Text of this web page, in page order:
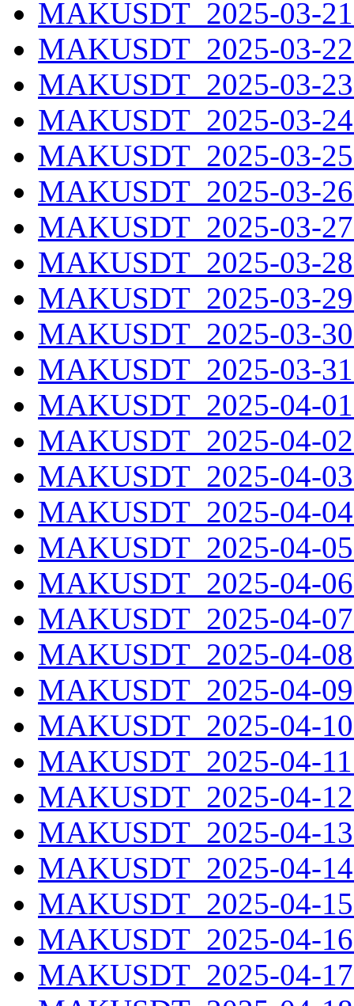
MAKUSDT_2025-03-
MAKUSDT_2025-03-
MAKUSDT_2025-03-
MAKUSDT_2025-03-
MAKUSDT_2025-03-
MAKUSDT_2025-03-
MAKUSDT_2025-03-
MAKUSDT_2025-03-
MAKUSDT_2025-03-
MAKUSDT_2025-03-
MAKUSDT_2025-03-
MAKUSDT_2025-04-
MAKUSDT_2025-04-
MAKUSDT_2025-04-
MAKUSDT_2025-04-
MAKUSDT_2025-04-
MAKUSDT_2025-04-
MAKUSDT_2025-04-
MAKUSDT_2025-04-
MAKUSDT_2025-04-
MAKUSDT_2025-04-
MAKUSDT_2025-04-
MAKUSDT_2025-04-
MAKUSDT_2025-04-
MAKUSDT_2025-04-
MAKUSDT_2025-04-
MAKUSDT_2025-04-
MAKUSDT_2025-04-